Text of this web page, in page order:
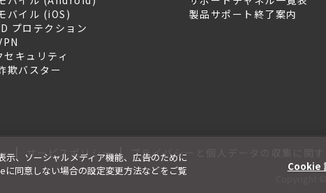
、ソーシャルメディア機能、広告のために
同意しない場合の設定変更方法などをご覧
Cookie
バイル (iOS)
プロテクション
キュリティ
欺バスター
製品サポート終了案内
| サービスポリシー | プライバシーと個人データの収集に関す
Copyright